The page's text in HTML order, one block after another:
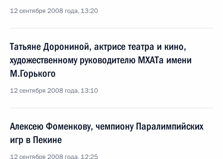
12 сентября 2008 года, 13:20
Татьяне Дорониной, актрисе театра и кино,
художественному руководителю МХАТа имени
М.Горького
12 сентября 2008 года, 13:10
Алексею Фоменкову, чемпиону Паралимпийских
игр в Пекине
12 сентября 2008 года, 12:25